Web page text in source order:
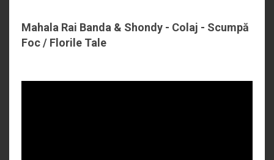
Mahala Rai Banda & Shondy - Colaj - Scumpă
Foc / Florile Tale